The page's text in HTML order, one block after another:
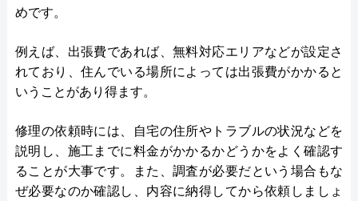
めです。
例えば、出張費であれば、無料対応エリアなどが設定さ
れており、住んでいる場所によっては出張費がかかると
いうことがあり得ます。
修理の依頼時には、自宅の住所やトラブルの状況などを
説明し、施工までに料金がかかるかどうかをよく確認す
ることが大事です。また、調査が必要だという場合もな
ぜ必要なのか確認し、内容に納得してから依頼しましょ